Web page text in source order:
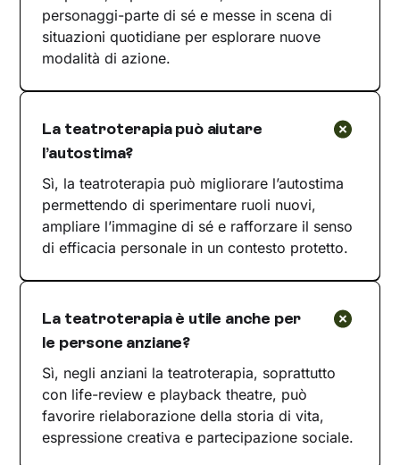
personaggi-parte di sé e messe in scena di
situazioni quotidiane per esplorare nuove
modalità di azione.
La teatroterapia può aiutare
l’autostima?
Sì, la teatroterapia può migliorare l’autostima
permettendo di sperimentare ruoli nuovi,
ampliare l’immagine di sé e rafforzare il senso
di efficacia personale in un contesto protetto.
La teatroterapia è utile anche per
le persone anziane?
Sì, negli anziani la teatroterapia, soprattutto
con life-review e playback theatre, può
favorire rielaborazione della storia di vita,
espressione creativa e partecipazione sociale.